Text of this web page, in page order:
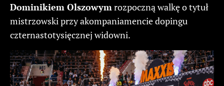
Dominikiem Olszowym rozpoczną walkę o tytuł
mistrzowski przy akompaniamencie dopingu
czternastotysięcznej widowni.